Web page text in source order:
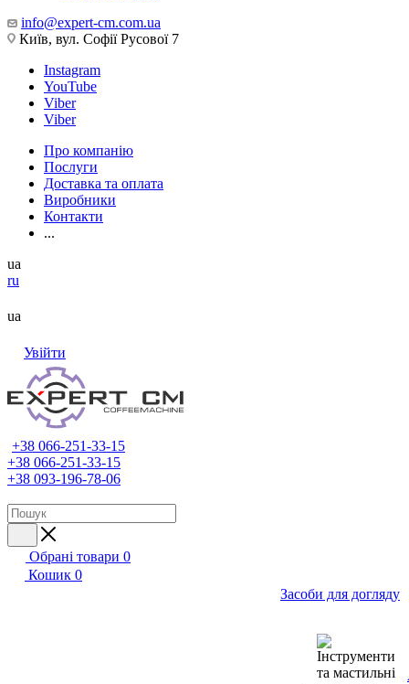
info@expert-cm.com.ua
Київ, вул. Софії Русової 7
Instagram
YouTube
Viber
Viber
Про компанію
Послуги
Доставка та оплата
Виробники
Контакти
...
ua
ru
ua
Увійти
+38 066-251-33-15
+38 066-251-33-15
+38 093-196-78-06
Обрані товари 0
Кошик 0
Засоби для догляду